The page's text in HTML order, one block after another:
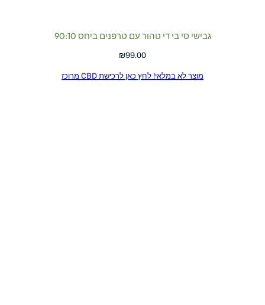
גבישי סי בי די טהור עם טרפנים ביחס 90:10
₪99.00
מוצר לא במלאי! לחץ כאן לרכישת CBD מרוכז